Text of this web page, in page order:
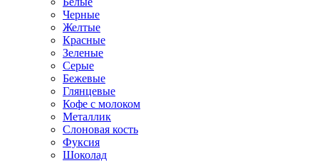
Черные
Желтые
Красные
Зеленые
Серые
Бежевые
Глянцевые
Кофе с молоком
Металлик
Слоновая кость
Фуксия
Шоколад